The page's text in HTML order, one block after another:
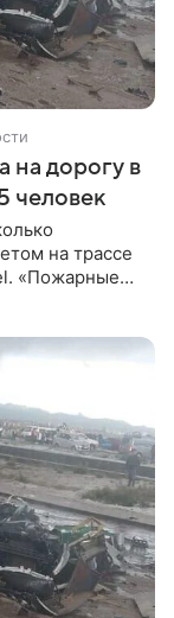
на дорогу в
человек
на трассе
«Пожарные
они были в